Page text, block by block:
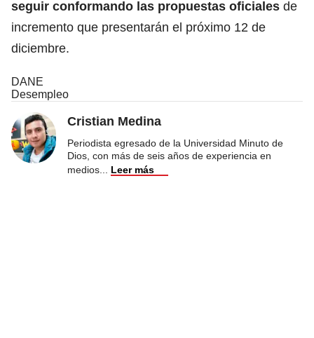
seguir conformando las propuestas oficiales de
incremento que presentarán el próximo 12 de
diciembre.
DANE
Desempleo
Cristian Medina
Periodista egresado de la Universidad Minuto de
Dios, con más de seis años de experiencia en
medios
Leer más